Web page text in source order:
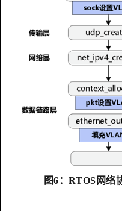
图6：RTOS网络